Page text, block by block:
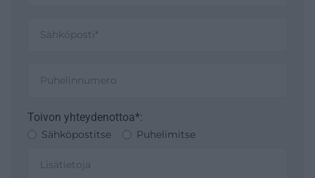
Toivon yhteydenottoa*:
Sähköpostitse Puhelimitse